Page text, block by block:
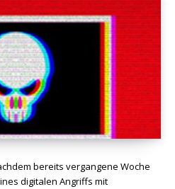
bereits vergangene Woche
digitalen Angriffs mit